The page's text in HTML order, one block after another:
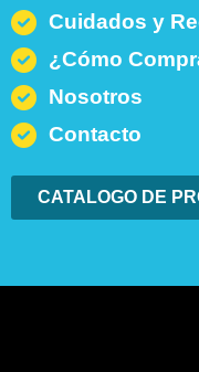
Cuidados y
¿Cómo
Nosotros
Contacto
CATALOGO DE